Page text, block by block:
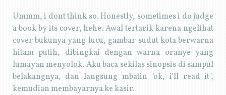
Ummm, i dont think so. Honestly, sometimes i do judge
a book by its cover, hehe. Awal tertarik karena ngelihat
cover bukunya yang lucu, gambar sudut kota berwarna
hitam putih, dibingkai dengan warna oranye yang
lumayan menyolok. Aku baca sekilas sinopsis di sampul
belakangnya, dan langsung mbatin "ok, i'll read it",
kemudian membayarnya ke kasir.